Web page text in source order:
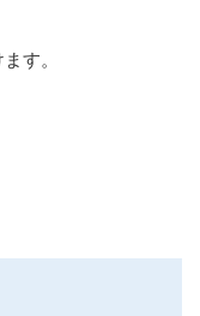
す。